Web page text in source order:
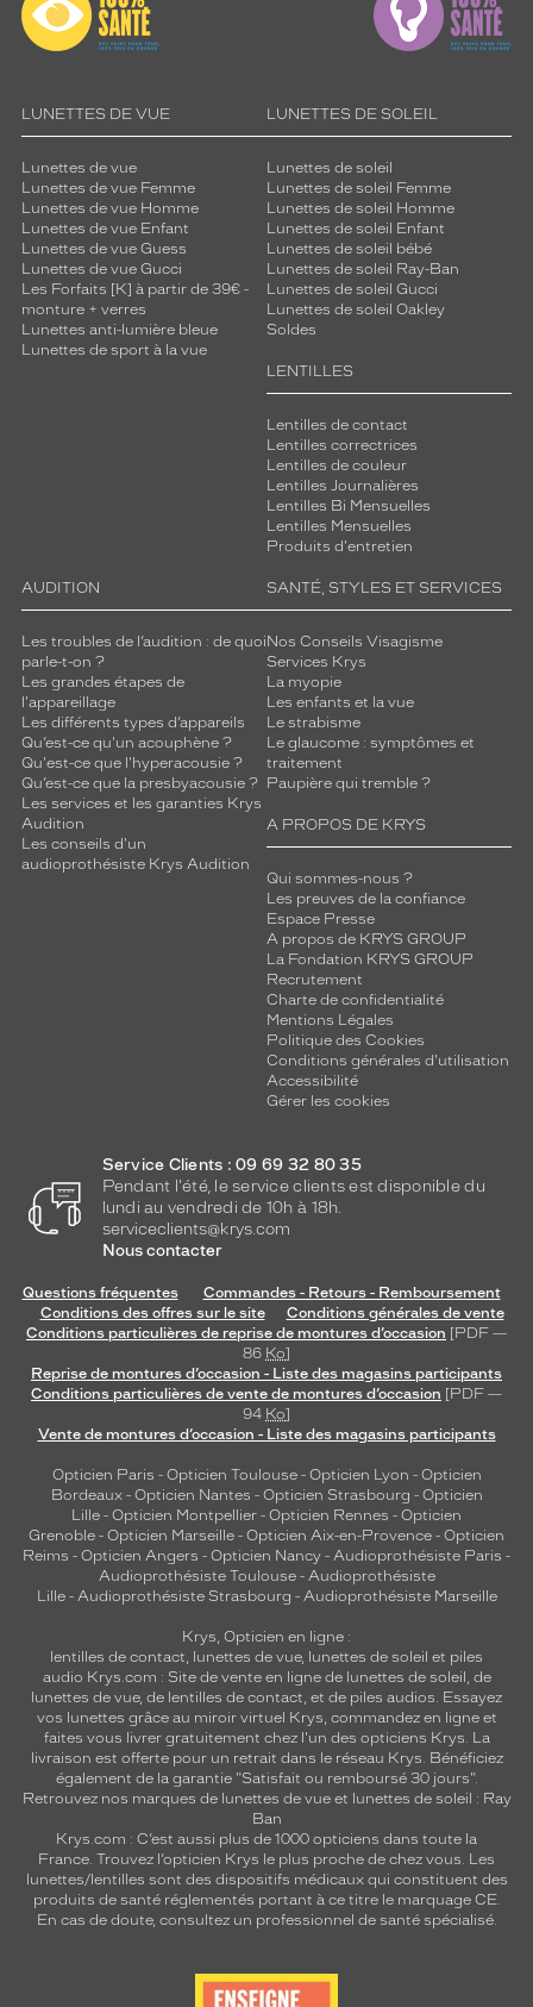
LUNETTES DE VUE
Lunettes de vue
Lunettes de vue Femme
Lunettes de vue Homme
Lunettes de vue Enfant
Lunettes de vue Guess
Lunettes de vue Gucci
Les Forfaits [K] à partir de 39€ -
monture + verres
Lunettes anti-lumière bleue
Lunettes de sport à la vue
LUNETTES DE SOLEIL
Lunettes de soleil
Lunettes de soleil Femme
Lunettes de soleil Homme
Lunettes de soleil Enfant
Lunettes de soleil bébé
Lunettes de soleil Ray-Ban
Lunettes de soleil Gucci
Lunettes de soleil Oakley
Soldes
LENTILLES
Lentilles de contact
Lentilles correctrices
Lentilles de couleur
Lentilles Journalières
Lentilles Bi Mensuelles
Lentilles Mensuelles
Produits d'entretien
AUDITION
Les troubles de l’audition : de quoi
parle-t-on ?
Les grandes étapes de
l'appareillage
Les différents types d’appareils
Qu’est-ce qu'un acouphène ?
Qu'est-ce que l'hyperacousie ?
Qu’est-ce que la presbyacousie ?
Les services et les garanties Krys
Audition
Les conseils d'un
audioprothésiste Krys Audition
SANTÉ, STYLES ET SERVICES
Nos Conseils Visagisme
Services Krys
La myopie
Les enfants et la vue
Le strabisme
Le glaucome : symptômes et
traitement
Paupière qui tremble ?
A PROPOS DE KRYS
Qui sommes-nous ?
Les preuves de la confiance
Espace Presse
A propos de KRYS GROUP
La Fondation KRYS GROUP
Recrutement
Charte de confidentialité
Mentions Légales
Politique des Cookies
Conditions générales d'utilisation
Accessibilité
Gérer les cookies
Service Clients : 09 69 32 80 35
Pendant l'été, le service clients est disponible du
lundi au vendredi de 10h à 18h.
serviceclients@krys.com
Nous contacter
Questions fréquentes
Commandes - Retours - Remboursement
Conditions des offres sur le site
Conditions générales de vente
Conditions particulières de reprise de montures d’occasion [PDF —
86 Ko]
Reprise de montures d’occasion - Liste des magasins participants
Conditions particulières de vente de montures d’occasion [PDF —
94 Ko]
Vente de montures d’occasion - Liste des magasins participants
Opticien Paris - Opticien Toulouse- Opticien Lyon - Opticien
Bordeaux- Opticien Nantes - Opticien Strasbourg - Opticien
Lille - Opticien Montpellier - Opticien Rennes - Opticien
Grenoble - Opticien Marseille - Opticien Aix-en-Provence - Opticien
Reims - Opticien Angers - Opticien Nancy - Audioprothésiste Paris -
Audioprothésiste Toulouse- Audioprothésiste
Lille- Audioprothésiste Strasbourg - Audioprothésiste Marseille
Krys, Opticien en ligne :
lentilles de contact, lunettes de vue, lunettes de soleil et piles
audio Krys.com : Site de vente en ligne de lunettes de soleil, de
lunettes de vue, de lentilles de contact, et de piles audios. Essayez
vos lunettes grâce au miroir virtuel Krys, commandez en ligne et
faites vous livrer gratuitement chez l'un des opticiens Krys. La
livraison est offerte pour un retrait dans le réseau Krys. Bénéficiez
également de la garantie "Satisfait ou remboursé 30 jours".
Retrouvez nos marques de lunettes de vue et lunettes de soleil : Ray
Ban
Krys.com : C’est aussi plus de 1000 opticiens dans toute la
France. Trouvez l’opticien Krys le plus proche de chez vous. Les
lunettes/lentilles sont des dispositifs médicaux qui constituent des
produits de santé réglementés portant à ce titre le marquage CE.
En cas de doute, consultez un professionnel de santé spécialisé.